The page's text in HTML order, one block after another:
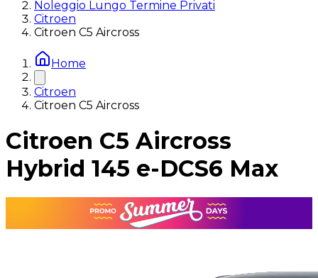
Noleggio Lungo Termine Privati
Citroen
Citroen C5 Aircross
Home
Citroen
Citroen C5 Aircross
Citroen C5 Aircross
Hybrid 145 e-DCS6 Max